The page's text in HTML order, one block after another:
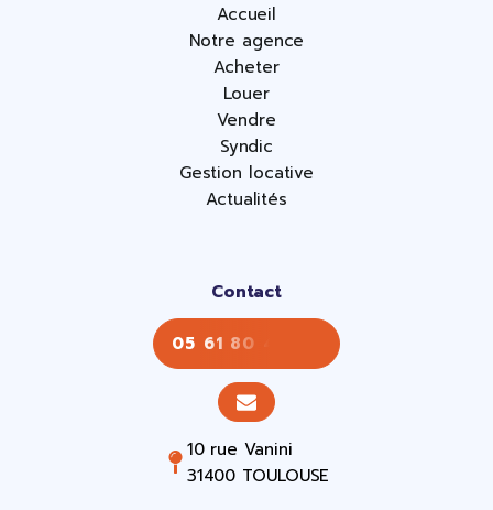
Accueil
Notre agence
Acheter
Louer
Vendre
Syndic
Gestion locative
Actualités
Contact
05 61 80 43 43
10 rue Vanini
31400 TOULOUSE